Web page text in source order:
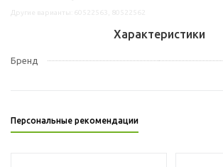
Характеристики
Бренд
Персональные рекомендации